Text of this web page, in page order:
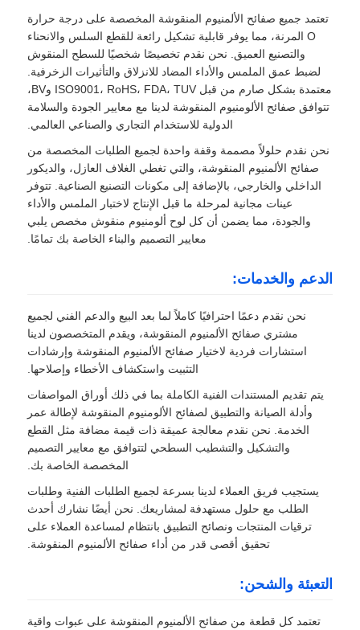
تعتمد جميع صفائح الألمنيوم المنقوشة المخصصة على درجة حرارة
O المرنة، مما يوفر قابلية تشكيل رائعة للقطع السلس والانحناء
والتصنيع العميق. نحن نقدم تخصيصًا شخصيًا للسطح المنقوش
لضبط عمق الملمس والأداء المضاد للانزلاق والتأثيرات الزخرفية.
معتمدة بشكل صارم من قبل ISO9001، RoHS، FDA، TUV وBV،
تتوافق صفائح الألومنيوم المنقوشة لدينا مع معايير الجودة والسلامة
الدولية للاستخدام التجاري والصناعي العالمي.
نحن نقدم حلولاً مصممة وقفة واحدة لجميع الطلبات المخصصة من
صفائح الألمنيوم المنقوشة، والتي تغطي الغلاف العازل، والديكور
الداخلي والخارجي، بالإضافة إلى مكونات التصنيع الصناعية. تتوفر
عينات مجانية لمرحلة ما قبل الإنتاج لاختبار الملمس والأداء
والجودة، مما يضمن أن كل لوح ألومنيوم منقوش مخصص يلبي
معايير التصميم والبناء الخاصة بك تمامًا.
الدعم والخدمات:
نحن نقدم دعمًا احترافيًا كاملاً لما بعد البيع والدعم الفني لجميع
مشتري صفائح الألمنيوم المنقوشة، ويقدم المتخصصون لدينا
استشارات فردية لاختيار صفائح الألمنيوم المنقوشة وإرشادات
التثبيت واستكشاف الأخطاء وإصلاحها.
يتم تقديم المستندات الفنية الكاملة بما في ذلك أوراق المواصفات
وأدلة الصيانة والتطبيق لصفائح الألومنيوم المنقوشة لإطالة عمر
الخدمة. نحن نقدم معالجة عميقة ذات قيمة مضافة مثل القطع
والتشكيل والتشطيب السطحي لتتوافق مع معايير التصميم
المخصصة الخاصة بك.
يستجيب فريق العملاء لدينا بسرعة لجميع الطلبات الفنية وطلبات
الطلب مع حلول مستهدفة لمشاريعك. نحن أيضًا نشارك أحدث
ترقيات المنتجات ونصائح التطبيق بانتظام لمساعدة العملاء على
تحقيق أقصى قدر من أداء صفائح الألمنيوم المنقوشة.
التعبئة والشحن:
تعتمد كل قطعة من صفائح الألمنيوم المنقوشة على عبوات واقية